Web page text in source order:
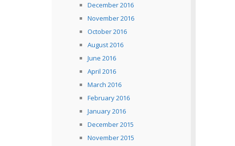
December 2016
November 2016
October 2016
August 2016
June 2016
April 2016
March 2016
February 2016
January 2016
December 2015
November 2015